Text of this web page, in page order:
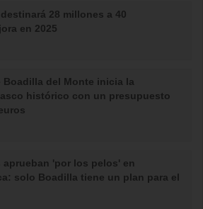
28 millones a 40
en 2025
Boadilla del Monte inicia la
histórico con un presupuesto
'por los pelos' en
solo Boadilla tiene un plan para el